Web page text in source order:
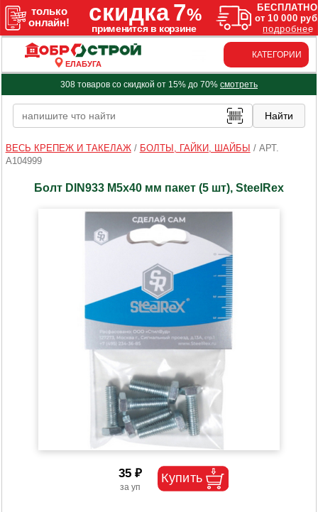
ЕЛАБУГА
КАТЕГОРИИ
308 товаров со скидкой от 15% до 70% смотреть
ВЕСЬ КРЕПЕЖ И ТАКЕЛАЖ/ БОЛТЫ, ГАЙКИ, ШАЙБЫ / АРТ.
A104999
Болт DIN933 М5х40 мм пакет (5 шт), SteelRex
35 ₽